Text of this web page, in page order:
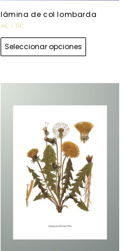
lámina de col lombarda
4€ - 11€
Seleccionar opciones